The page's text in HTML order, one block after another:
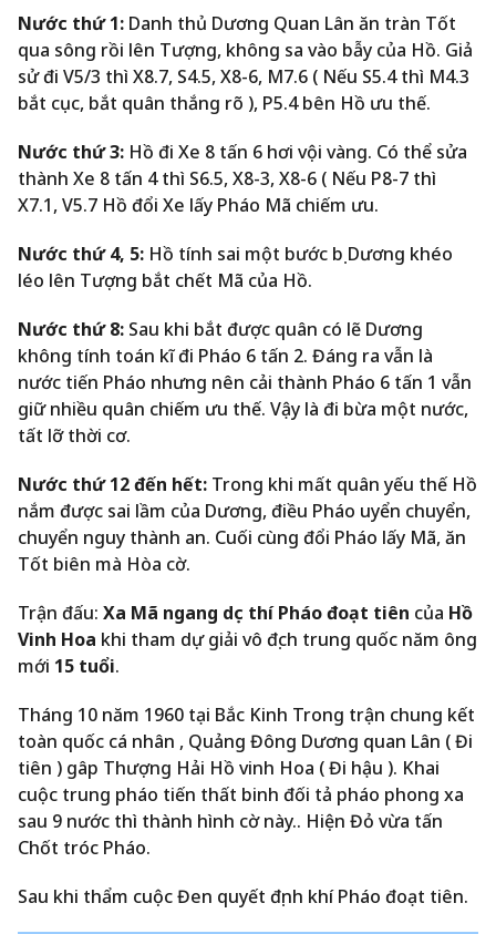
Nước thứ 1: Danh thủ Dương Quan Lân ăn tràn Tốt
qua sông rồi lên Tượng, không sa vào bẫy của Hồ. Giả
sử đi V5/3 thì X8.7, S4.5, X8-6, M7.6 ( Nếu S5.4 thì M4.3
bắt cục, bắt quân thắng rõ ), P5.4 bên Hồ ưu thế.
Nước thứ 3: Hồ đi Xe 8 tấn 6 hơi vội vàng. Có thể sửa
thành Xe 8 tấn 4 thì S6.5, X8-3, X8-6 ( Nếu P8-7 thì
X7.1, V5.7 Hồ đổi Xe lấy Pháo Mã chiếm ưu.
Nước thứ 4, 5: Hồ tính sai một bước bị Dương khéo
léo lên Tượng bắt chết Mã của Hồ.
Nước thứ 8: Sau khi bắt được quân có lẽ Dương
không tính toán kĩ đi Pháo 6 tấn 2. Đáng ra vẫn là
nước tiến Pháo nhưng nên cải thành Pháo 6 tấn 1 vẫn
giữ nhiều quân chiếm ưu thế. Vậy là đi bừa một nước,
tất lỡ thời cơ.
Nước thứ 12 đến hết: Trong khi mất quân yếu thế Hồ
nắm được sai lầm của Dương, điều Pháo uyển chuyển,
chuyển nguy thành an. Cuối cùng đổi Pháo lấy Mã, ăn
Tốt biên mà Hòa cờ.
Trận đấu: Xa Mã ngang dọc thí Pháo đoạt tiên của Hồ
Vinh Hoa khi tham dự giải vô địch trung quốc năm ông
mới 15 tuổi.
Tháng 10 năm 1960 tại Bắc Kinh Trong trận chung kết
toàn quốc cá nhân , Quảng Đông Dương quan Lân ( Đi
tiên ) gâp Thượng Hải Hồ vinh Hoa ( Đi hậu ). Khai
cuộc trung pháo tiến thất binh đối tả pháo phong xa
sau 9 nước thì thành hình cờ này.. Hiện Đỏ vừa tấn
Chốt tróc Pháo.
Sau khi thẩm cuộc Đen quyết định khí Pháo đoạt tiên.